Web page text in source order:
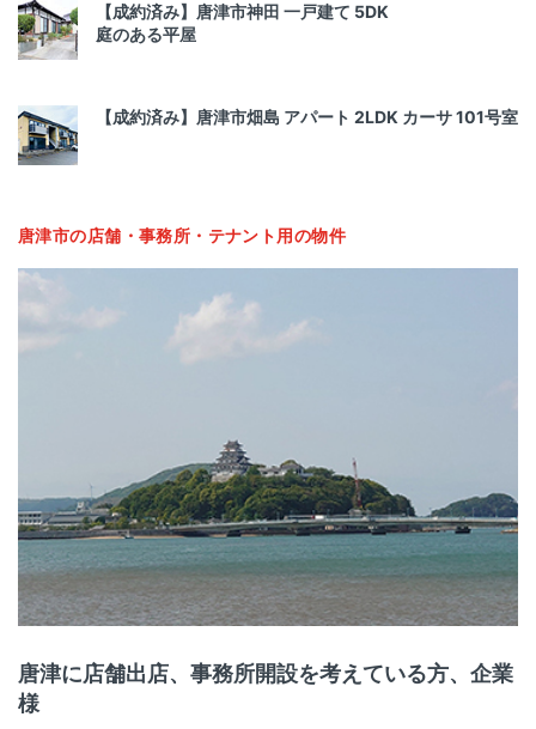
【成約済み】唐津市神田 一戸建て 5DK
庭のある平屋
【成約済み】唐津市畑島 アパート 2LDK カーサ 101号室
唐津市の店舗・事務所・テナント用の物件
唐津に店舗出店、事務所開設を考えている方、企業
様